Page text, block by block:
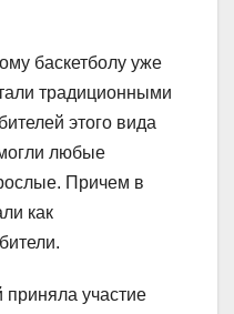
баскетболу уже
традиционными
этого вида
любые
Причем в
как
приняла участие